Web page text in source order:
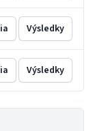
Výsledky
Výsledky